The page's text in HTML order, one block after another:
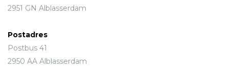
2951 GN Alblasserdam
Postadres
Postbus 41
2950 AA Alblasserdam